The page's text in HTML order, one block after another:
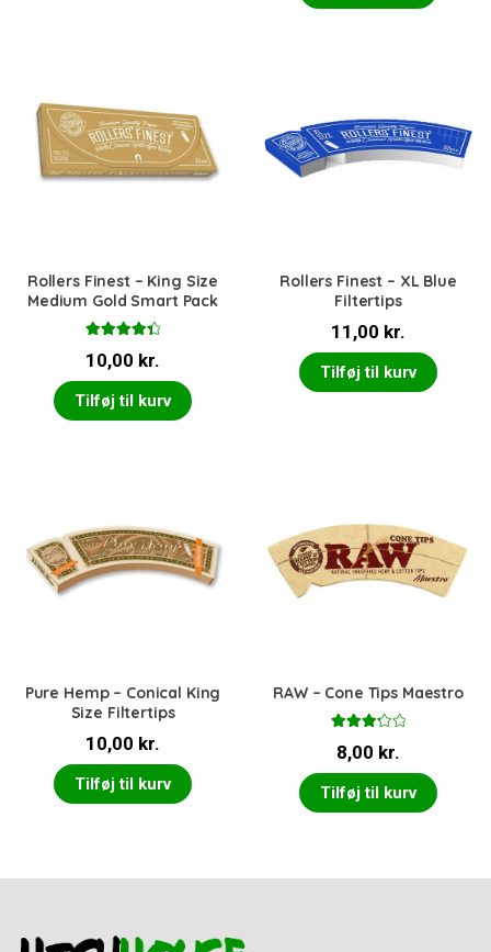
Rollers Finest – King Size
Medium Gold Smart Pack
4.50ud af
10,00 kr.
Tilføj til kurv
Rollers Finest – XL Blue
Filtertips
11,00 kr.
Tilføj til kurv
Pure Hemp – Conical King
Size Filtertips
10,00 kr.
Tilføj til kurv
RAW – Cone Tips Maestro
t3.33
ud af 5
8,00 kr.
Tilføj til kurv